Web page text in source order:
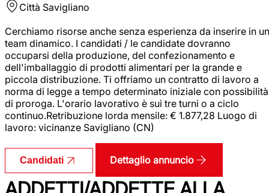
Città Savigliano
Cerchiamo risorse anche senza esperienza da inserire in un
team dinamico. I candidati / le candidate dovranno
occuparsi della produzione, del confezionamento e
dell'imballaggio di prodotti alimentari per la grande e
piccola distribuzione. Ti offriamo un contratto di lavoro a
norma di legge a tempo determinato iniziale con possibilità
di proroga. L'orario lavorativo è sui tre turni o a ciclo
continuo.Retribuzione lorda mensile: € 1.877,28 Luogo di
lavoro: vicinanze Savigliano (CN)
Candidati Dettaglio annuncio